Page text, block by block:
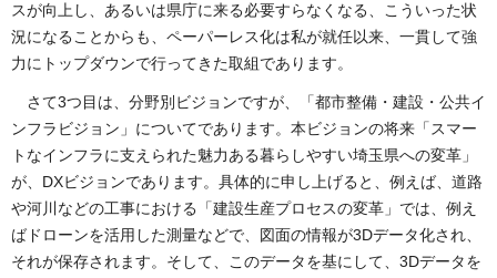
スが向上し、あるいは県庁に来る必要すらなくなる、こういった状
況になることからも、ペーパーレス化は私が就任以来、一貫して強
力にトップダウンで行ってきた取組であります。
さて3つ目は、分野別ビジョンですが、「都市整備・建設・公共イ
ンフラビジョン」についてであります。本ビジョンの将来「スマー
トなインフラに支えられた魅力ある暮らしやすい埼玉県への変革」
が、DXビジョンであります。具体的に申し上げると、例えば、道路
や河川などの工事における「建設生産プロセスの変革」では、例え
ばドローンを活用した測量などで、図面の情報が3Dデータ化され、
それが保存されます。そして、このデータを基にして、3Dデータを